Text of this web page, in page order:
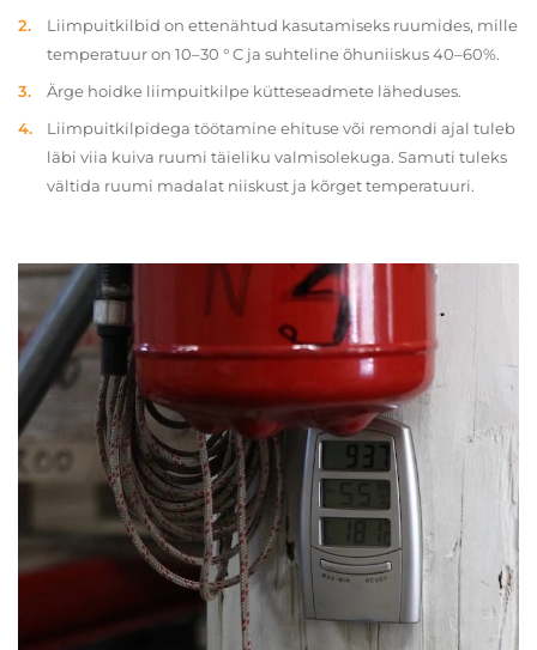
Liimpuitkilbid on ettenähtud kasutamiseks ruumides, mille
temperatuur on 10–30 ° C ja suhteline õhuniiskus 40–60%.
Ärge hoidke liimpuitkilpe kütteseadmete läheduses.
Liimpuitkilpidega töötamine ehituse või remondi ajal tuleb
läbi viia kuiva ruumi täieliku valmisolekuga. Samuti tuleks
vältida ruumi madalat niiskust ja kõrget temperatuuri.